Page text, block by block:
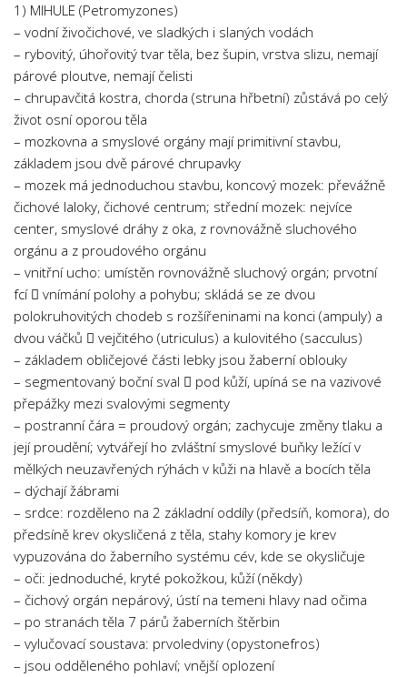
1) MIHULE (Petromyzones)
– vodní živočichové, ve sladkých i slaných vodách
– rybovitý, úhořovitý tvar těla, bez šupin, vrstva slizu, nemají
párové ploutve, nemají čelisti
– chrupavčitá kostra, chorda (struna hřbetní) zůstává po celý
život osní oporou těla
– mozkovna a smyslové orgány mají primitivní stavbu,
základem jsou dvě párové chrupavky
– mozek má jednoduchou stavbu, koncový mozek: převážně
čichové laloky, čichové centrum; střední mozek: nejvíce
center, smyslové dráhy z oka, z rovnovážně sluchového
orgánu a z proudového orgánu
– vnitřní ucho: umístěn rovnovážně sluchový orgán; prvotní
fcí  vnímání polohy a pohybu; skládá se ze dvou
polokruhovitých chodeb s rozšířeninami na konci (ampuly) a
dvou váčků  vejčitého (utriculus) a kulovitého (sacculus)
– základem obličejové části lebky jsou žaberní oblouky
– segmentovaný boční sval  pod kůží, upíná se na vazivové
přepážky mezi svalovými segmenty
– postranní čára = proudový orgán; zachycuje změny tlaku a
její proudění; vytvářejí ho zvláštní smyslové buňky ležící v
mělkých neuzavřených rýhách v kůži na hlavě a bocích těla
– dýchají žábrami
– srdce: rozděleno na 2 základní oddíly (předsíň, komora), do
předsíně krev okysličená z těla, stahy komory je krev
vypuzována do žaberního systému cév, kde se okysličuje
– oči: jednoduché, kryté pokožkou, kůží (někdy)
– čichový orgán nepárový, ústí na temeni hlavy nad očima
– po stranách těla 7 párů žaberních štěrbin
– vylučovací soustava: prvoledviny (opystonefros)
– jsou odděleného pohlaví; vnější oplození